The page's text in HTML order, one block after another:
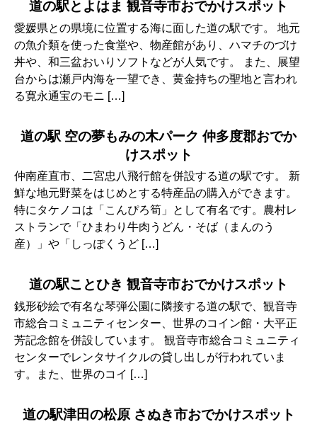
道の駅とよはま 観音寺市おでかけスポット
愛媛県との県境に位置する海に面した道の駅です。 地元
の魚介類を使った食堂や、物産館があり、ハマチのづけ
丼や、和三盆おいりソフトなどが人気です。 また、展望
台からは瀬戸内海を一望でき、黄金持ちの聖地と言われ
る寛永通宝のモニ […]
道の駅 空の夢もみの木パーク 仲多度郡おでか
けスポット
仲南産直市、二宮忠八飛行館を併設する道の駅です。 新
鮮な地元野菜をはじめとする特産品の購入ができます。
特にタケノコは「こんぴろ筍」として有名です。農村レ
ストランで「ひまわり牛肉うどん・そば（まんのう
産）」や「しっぽくうど […]
道の駅ことひき 観音寺市おでかけスポット
銭形砂絵で有名な琴弾公園に隣接する道の駅で、観音寺
市総合コミュニティセンター、世界のコイン館・大平正
芳記念館を併設しています。 観音寺市総合コミュニティ
センターでレンタサイクルの貸し出しが行われていま
す。また、世界のコイ […]
道の駅津田の松原 さぬき市おでかけスポット